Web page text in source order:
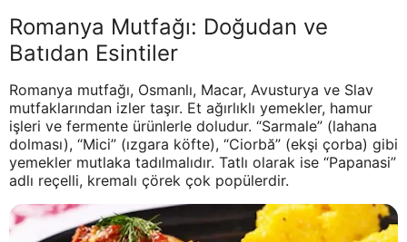
Romanya Mutfağı: Doğudan ve
Batıdan Esintiler
Romanya mutfağı, Osmanlı, Macar, Avusturya ve Slav
mutfaklarından izler taşır. Et ağırlıklı yemekler, hamur
işleri ve fermente ürünlerle doludur. “Sarmale” (lahana
dolması), “Mici” (ızgara köfte), “Ciorbă” (ekşi çorba) gibi
yemekler mutlaka tadılmalıdır. Tatlı olarak ise “Papanasi”
adlı reçelli, kremalı çörek çok popülerdir.